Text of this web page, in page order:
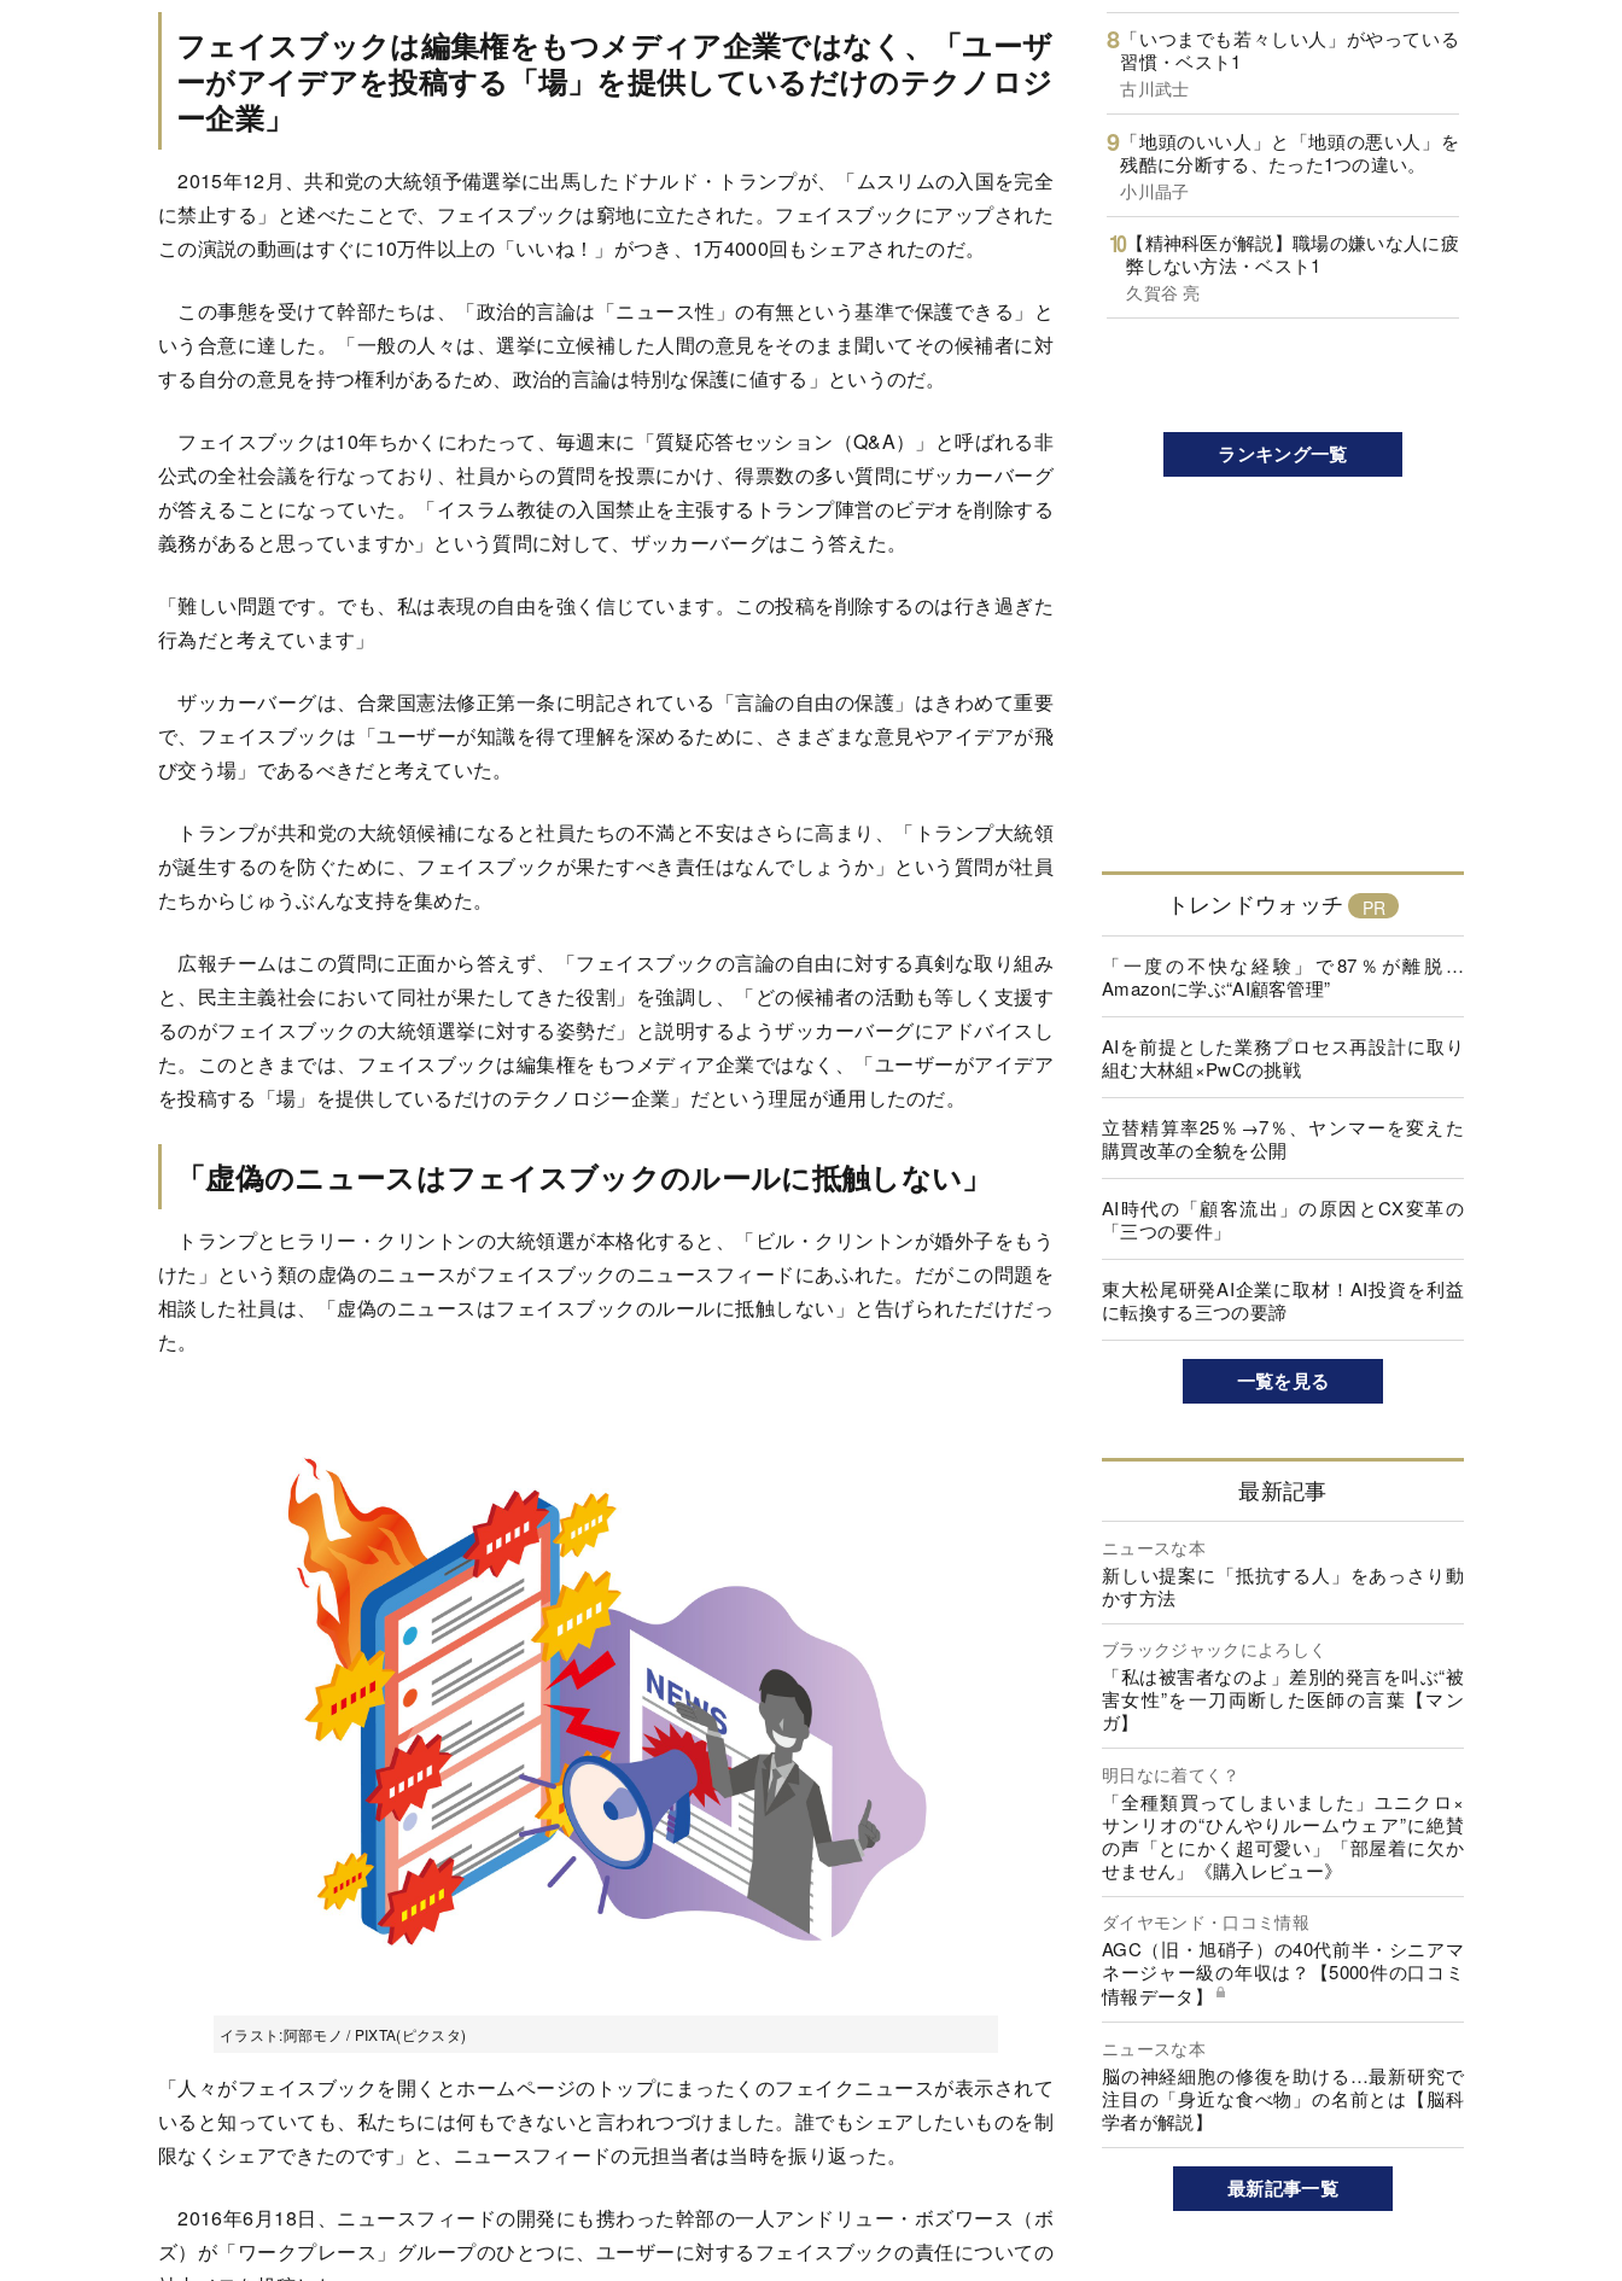
フェイスブックは編集権をもつメディア企業ではなく、「ユーザ
ーがアイデアを投稿する「場」を提供しているだけのテクノロジ
ー企業」
2015年12月、共和党の大統領予備選挙に出馬したドナルド・トランプが、「ムスリムの入国を完全
に禁止する」と述べたことで、フェイスブックは窮地に立たされた。フェイスブックにアップされた
この演説の動画はすぐに10万件以上の「いいね！」がつき、1万4000回もシェアされたのだ。
この事態を受けて幹部たちは、「政治的言論は「ニュース性」の有無という基準で保護できる」と
いう合意に達した。「一般の人々は、選挙に立候補した人間の意見をそのまま聞いてその候補者に対
する自分の意見を持つ権利があるため、政治的言論は特別な保護に値する」というのだ。
フェイスブックは10年ちかくにわたって、毎週末に「質疑応答セッション（Q&A）」と呼ばれる非
公式の全社会議を行なっており、社員からの質問を投票にかけ、得票数の多い質問にザッカーバーグ
が答えることになっていた。「イスラム教徒の入国禁止を主張するトランプ陣営のビデオを削除する
義務があると思っていますか」という質問に対して、ザッカーバーグはこう答えた。
「難しい問題です。でも、私は表現の自由を強く信じています。この投稿を削除するのは行き過ぎた
行為だと考えています」
ザッカーバーグは、合衆国憲法修正第一条に明記されている「言論の自由の保護」はきわめて重要
で、フェイスブックは「ユーザーが知識を得て理解を深めるために、さまざまな意見やアイデアが飛
び交う場」であるべきだと考えていた。
トランプが共和党の大統領候補になると社員たちの不満と不安はさらに高まり、「トランプ大統領
が誕生するのを防ぐために、フェイスブックが果たすべき責任はなんでしょうか」という質問が社員
たちからじゅうぶんな支持を集めた。
広報チームはこの質問に正面から答えず、「フェイスブックの言論の自由に対する真剣な取り組み
と、民主主義社会において同社が果たしてきた役割」を強調し、「どの候補者の活動も等しく支援す
るのがフェイスブックの大統領選挙に対する姿勢だ」と説明するようザッカーバーグにアドバイスし
た。このときまでは、フェイスブックは編集権をもつメディア企業ではなく、「ユーザーがアイデア
を投稿する「場」を提供しているだけのテクノロジー企業」だという理屈が通用したのだ。
「虚偽のニュースはフェイスブックのルールに抵触しない」
トランプとヒラリー・クリントンの大統領選が本格化すると、「ビル・クリントンが婚外子をもう
けた」という類の虚偽のニュースがフェイスブックのニュースフィードにあふれた。だがこの問題を
相談した社員は、「虚偽のニュースはフェイスブックのルールに抵触しない」と告げられただけだっ
た。
イラスト:阿部モノ / PIXTA(ピクスタ)
「人々がフェイスブックを開くとホームページのトップにまったくのフェイクニュースが表示されて
いると知っていても、私たちには何もできないと言われつづけました。誰でもシェアしたいものを制
限なくシェアできたのです」と、ニュースフィードの元担当者は当時を振り返った。
2016年6月18日、ニュースフィードの開発にも携わった幹部の一人アンドリュー・ボズワース（ボ
ズ）が「ワークプレース」グループのひとつに、ユーザーに対するフェイスブックの責任についての
「いつまでも若々しい人」がやっている
習慣・ベスト1
古川武士
「地頭のいい人」と「地頭の悪い人」を
残酷に分断する、たった1つの違い。
小川晶子
【精神科医が解説】職場の嫌いな人に疲
弊しない方法・ベスト1
久賀谷 亮
ランキング一覧
トレンドウォッチ
「一度の不快な経験」で87％が離脱…
Amazonに学ぶ“AI顧客管理”
AIを前提とした業務プロセス再設計に取り
組む大林組×PwCの挑戦
立替精算率25％→7％、ヤンマーを変えた
購買改革の全貌を公開
AI時代の「顧客流出」の原因とCX変革の
「三つの要件」
東大松尾研発AI企業に取材！AI投資を利益
に転換する三つの要諦
一覧を見る
最新記事
ニュースな本
新しい提案に「抵抗する人」をあっさり動
かす方法
ブラックジャックによろしく
「私は被害者なのよ」差別的発言を叫ぶ“被
害女性”を一刀両断した医師の言葉【マン
ガ】
明日なに着てく？
「全種類買ってしまいました」ユニクロ×
サンリオの“ひんやりルームウェア”に絶賛
の声「とにかく超可愛い」「部屋着に欠か
せません」《購入レビュー》
ダイヤモンド・口コミ情報
AGC（旧・旭硝子）の40代前半・シニアマ
ネージャー級の年収は？【5000件の口コミ
情報データ】
ニュースな本
脳の神経細胞の修復を助ける…最新研究で
注目の「身近な食べ物」の名前とは【脳科
学者が解説】
最新記事一覧